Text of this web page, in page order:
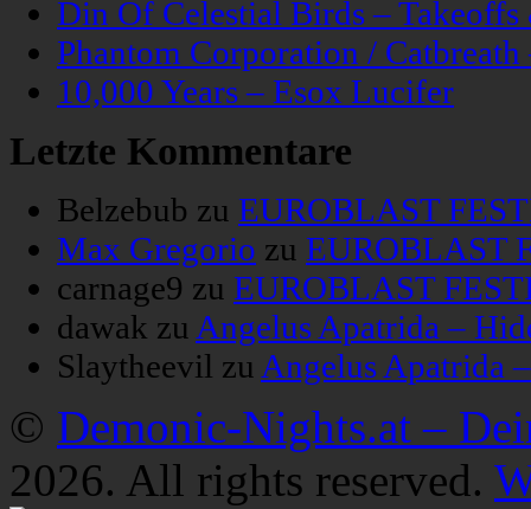
Din Of Celestial Birds –
Phantom Corporation /
10,000 Years – Esox Lucifer
Letzte Kommentare
Belzebub zu EUROBLAST
Max Gregorio zu EUROBLAST
carnage9 zu EUROBLAST
dawak zu Angelus Apatrida –
Slaytheevil zu Angelus Apatrida
© Demonic-Nights.at –
2026. All rights reserved.